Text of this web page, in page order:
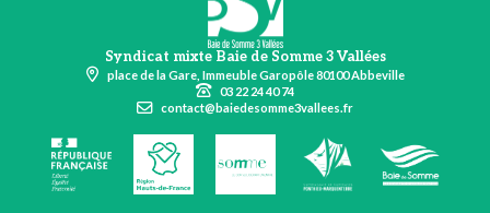
Syndicat mixte Baie de Somme 3 Vallées
place de la Gare, Immeuble Garopôle 80100 Abbeville
03 22 24 40 74
contact@baiedesomme3vallees.fr